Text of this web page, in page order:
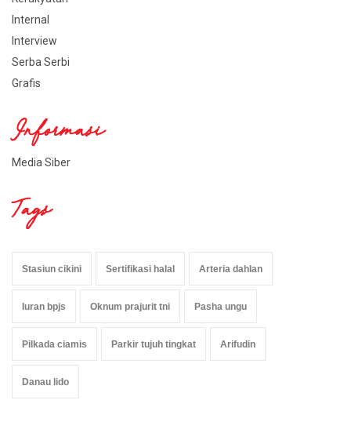
Internal
Interview
Serba Serbi
Grafis
Informasi
Media Siber
Tags
Stasiun cikini Sertifikasi halal Arteria dahlan
Iuran bpjs Oknum prajurit tni Pasha ungu
Pilkada ciamis Parkir tujuh tingkat Arifudin
Danau lido